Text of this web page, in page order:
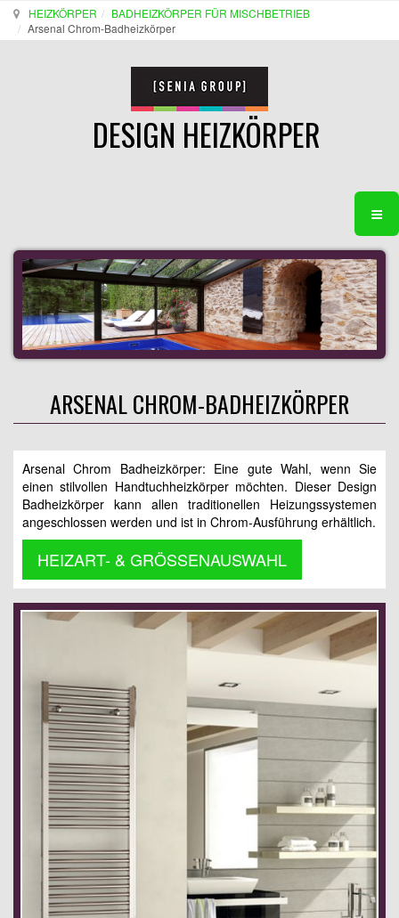
HEIZKÖRPER
BADHEIZKÖRPER FÜR MISCHBETRIEB
Arsenal Chrom-Badheizkörper
DESIGN HEIZKÖRPER
ARSENAL CHROM-BADHEIZKÖRPER
Arsenal Chrom Badheizkörper: Eine gute Wahl, wenn Sie
einen stilvollen Handtuchheizkörper möchten. Dieser Design
Badheizkörper kann allen traditionellen Heizungssystemen
angeschlossen werden und ist in Chrom-Ausführung erhältlich.
HEIZART- & GRÖSSENAUSWAHL